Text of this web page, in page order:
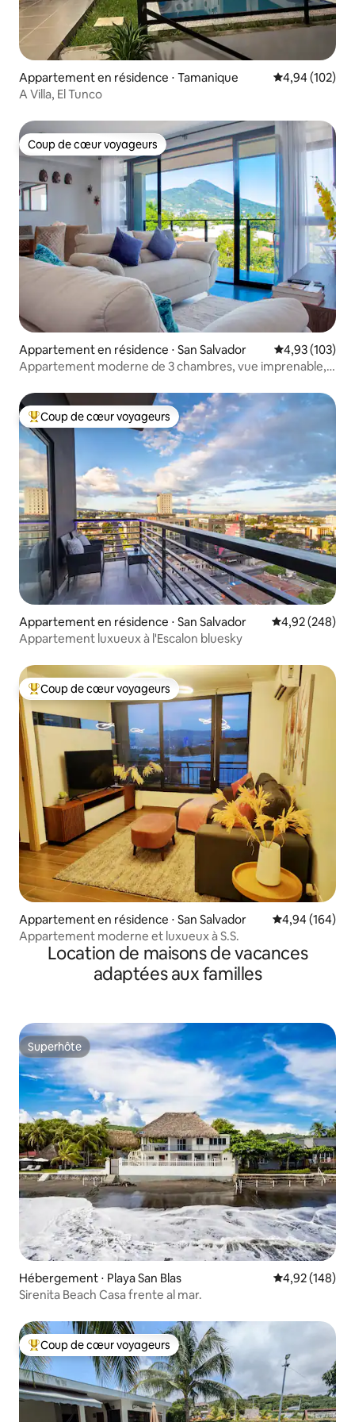
Appartement en résidence ⋅ Tamanique Évaluation
4,94 (102)
A Villa, El Tunco
Coup de cœur voyageurs
Coup de cœur voyageurs
Appartement en résidence ⋅ San Salvador Évaluation
4,93 (103)
Appartement moderne de 3 chambres, vue imprenable,
Coups de cœur voyageurs les plus appréciés
Coup de cœur voyageurs
Appartement en résidence ⋅ San Salvador Évaluation
4,92 (248)
Appartement luxueux à l'Escalon bluesky
Coups de cœur voyageurs les plus appréciés
Coup de cœur voyageurs
Appartement en résidence ⋅ San Salvador Évaluation
4,94 (164)
Appartement moderne et luxueux à S.S.
Location de maisons de vacances
adaptées aux familles
Superhôte
Superhôte
Hébergement ⋅ Playa San Blas Évaluation
4,92 (148)
Sirenita Beach Casa frente al mar.
Coups de cœur voyageurs les plus appréciés
Coup de cœur voyageurs